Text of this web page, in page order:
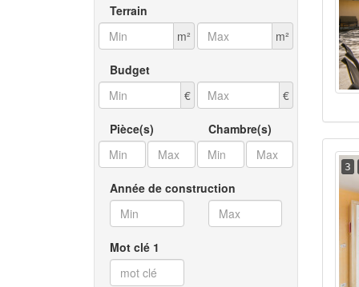
Terrain
m²
m²
Budget
€
€
Pièce(s) Chambre(s)
Année de construction
Mot clé 1
3